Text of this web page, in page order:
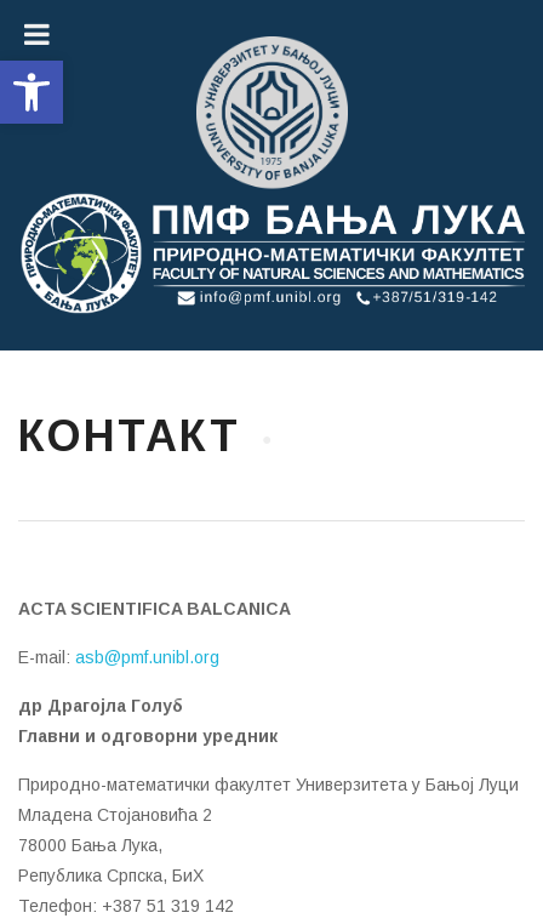
Open toolbar
КОНТАКТ
ACTA SCIENTIFICA BALCANICA
E-mail: asb@pmf.unibl.org
др Дрaгojлa Гoлуб
Главни и одговорни уредник
Прирoднo-мaтeмaтички фaкултeт Унивeрзитeтa у Бaњoj Луци
Mлaдeнa Стojaнoвићa 2
78000 Бaњa Лукa,
Рeпубликa Српскa, БиХ
Телефон: +387 51 319 142